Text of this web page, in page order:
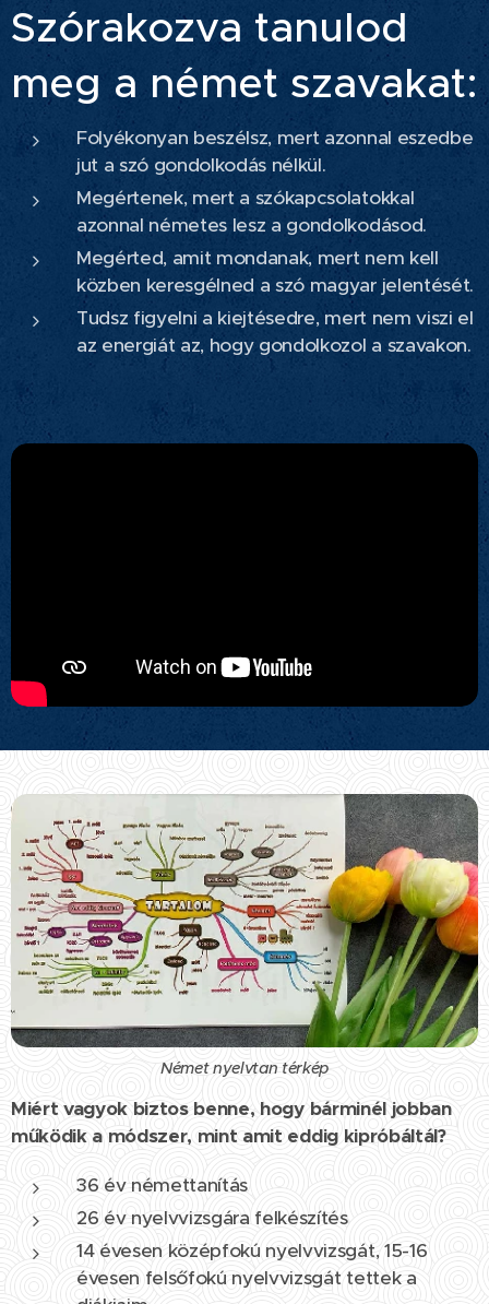
Szórakozva tanulod
meg a német szavakat:
Folyékonyan beszélsz, mert azonnal eszedbe
jut a szó gondolkodás nélkül.
Megértenek, mert a szókapcsolatokkal
azonnal németes lesz a gondolkodásod.
Megérted, amit mondanak, mert nem kell
közben keresgélned a szó magyar jelentését.
Tudsz figyelni a kiejtésedre, mert nem viszi el
az energiát az, hogy gondolkozol a szavakon.
Német nyelvtan térkép
Miért vagyok biztos benne, hogy bárminél jobban
működik a módszer, mint amit eddig kipróbáltál?
36 év némettanítás
26 év nyelvvizsgára felkészítés
14 évesen középfokú nyelvvizsgát, 15-16
évesen felsőfokú nyelvvizsgát tettek a